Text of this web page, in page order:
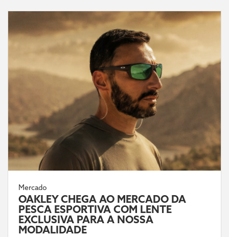
Mercado
OAKLEY CHEGA AO MERCADO DA
PESCA ESPORTIVA COM LENTE
EXCLUSIVA PARA A NOSSA
MODALIDADE